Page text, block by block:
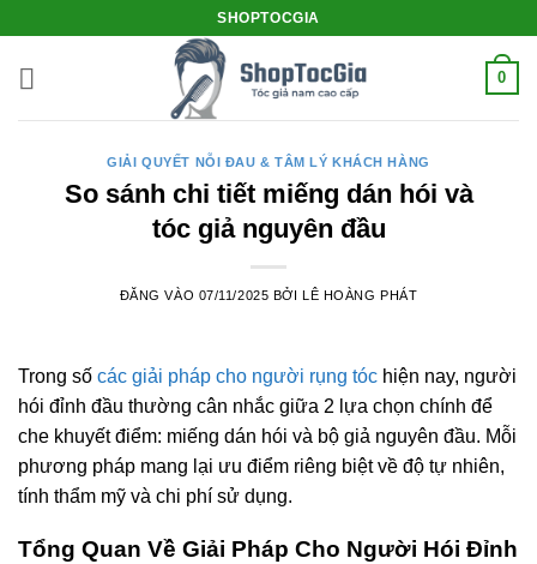
nội
SHOPTOCGIA
0
GIẢI QUYẾT NỖI ĐAU & TÂM LÝ KHÁCH HÀNG
So sánh chi tiết miếng dán hói và
tóc giả nguyên đầu
ĐĂNG VÀO 07/11/2025 BỞILÊ HOÀNG PHÁT
Trong số các giải pháp cho người rụng tóc hiện nay, người
hói đỉnh đầu thường cân nhắc giữa 2 lựa chọn chính để
che khuyết điểm: miếng dán hói và bộ giả nguyên đầu. Mỗi
phương pháp mang lại ưu điểm riêng biệt về độ tự nhiên,
tính thẩm mỹ và chi phí sử dụng.
Tổng Quan Về Giải Pháp Cho Người Hói Đỉnh